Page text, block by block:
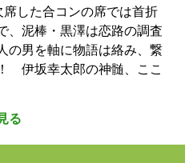
席した合コンの席では首折
、泥棒・黒澤は恋路の調査
の男を軸に物語は絡み、繋
伊坂幸太郎の神髄、ここ
る